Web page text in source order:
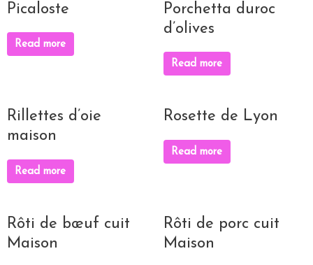
Picaloste
Read more
Porchetta duroc
d’olives
Read more
Rillettes d’oie
maison
Read more
Rosette de Lyon
Read more
Rôti de bœuf cuit
Maison
Rôti de porc cuit
Maison